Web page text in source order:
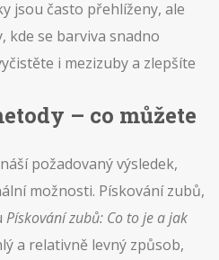
jsou často přehlíženy, ale
kde se barviva snadno
i mezizuby a zlepšíte
– co můžete
požadovaný výsledek,
možnosti. Pískování zubů,
Pískování zubů: Co to je a jak
a relativně levný způsob,